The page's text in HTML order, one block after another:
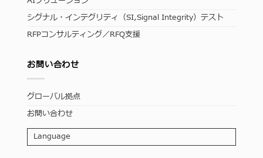
シグナル・インテグリティ（SI,Signal Integrity）テスト
RFPコンサルティング／RFQ支援
お問い合わせ
グローバル拠点
お問い合わせ
Language